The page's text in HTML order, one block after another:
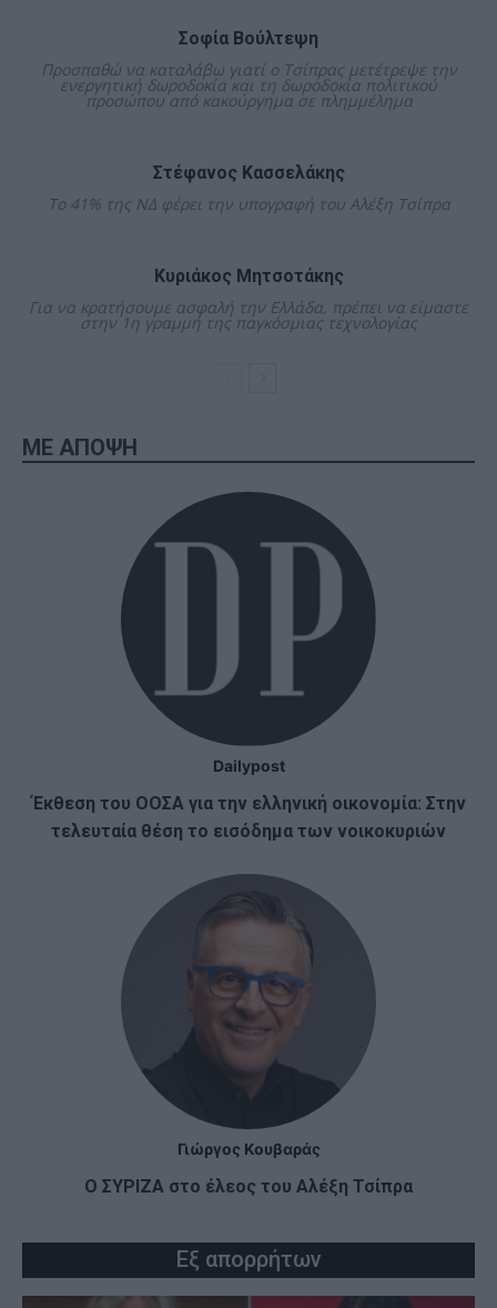
Σοφία Βούλτεψη
Προσπαθώ να καταλάβω γιατί ο Τσίπρας μετέτρεψε την
ενεργητική δωροδοκία και τη δωροδοκία πολιτικού
προσώπου από κακούργημα σε πλημμέλημα
Στέφανος Κασσελάκης
Το 41% της ΝΔ φέρει την υπογραφή του Αλέξη Τσίπρα
Κυριάκος Μητσοτάκης
Για να κρατήσουμε ασφαλή την Ελλάδα, πρέπει να είμαστε
στην 1η γραμμή της παγκόσμιας τεχνολογίας
ΜΕ ΑΠΟΨΗ
Dailypost
Έκθεση του ΟΟΣΑ για την ελληνική οικονομία: Στην
τελευταία θέση το εισόδημα των νοικοκυριών
Γιώργος Κουβαράς
Ο ΣΥΡΙΖΑ στο έλεος του Αλέξη Τσίπρα
Εξ απορρήτων